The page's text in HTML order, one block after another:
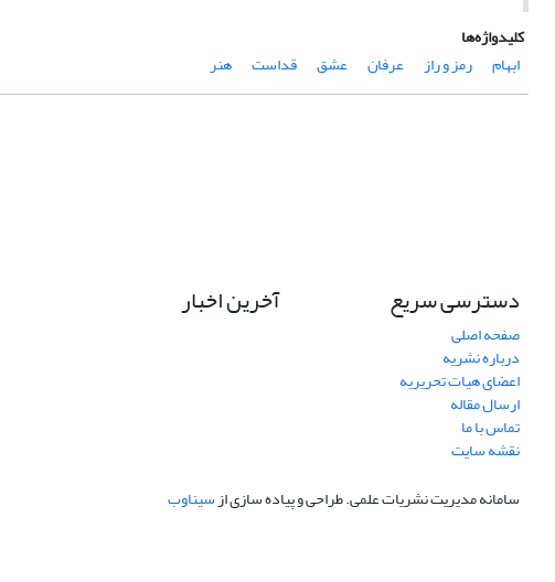
کلیدواژه‌ها
ابهام
رمز و راز عرفان عشق قداست هنر
دسترسی سریع
صفحه اصلی
درباره نشریه
اعضای هیات تحریریه
ارسال مقاله
تماس با ما
نقشه سایت
آخرین اخبار
سامانه مدیریت نشریات علمی.طراحی و پیاده سازی ازسیناوب